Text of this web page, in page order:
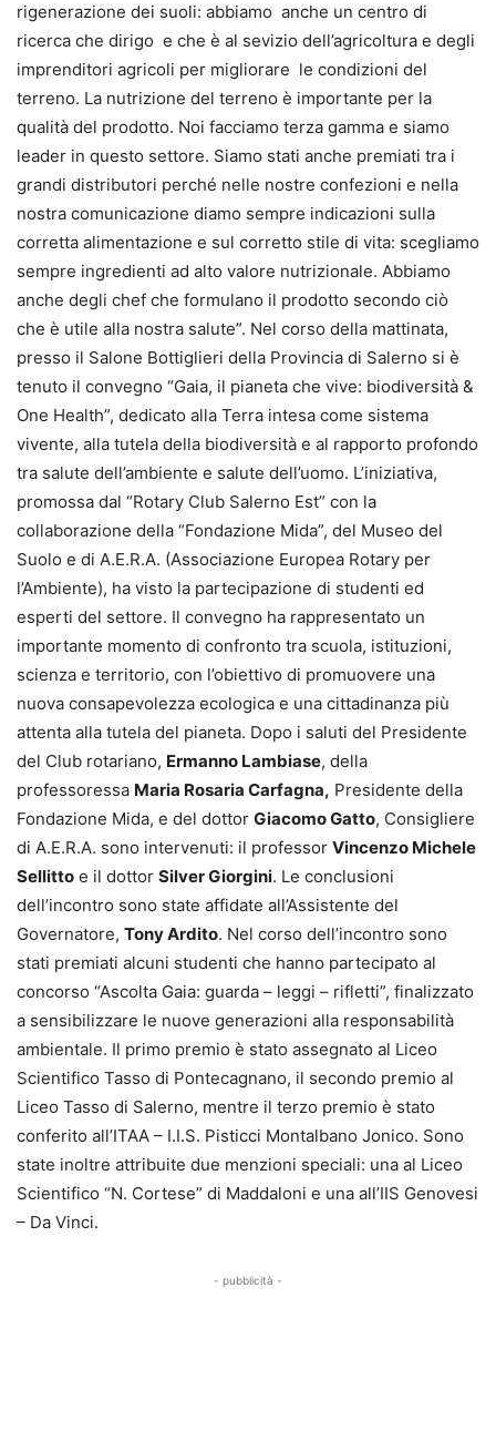
rigenerazione dei suoli: abbiamo anche un centro di
ricerca che dirigo e che è al sevizio dell’agricoltura e degli
imprenditori agricoli per migliorare le condizioni del
terreno. La nutrizione del terreno è importante per la
qualità del prodotto. Noi facciamo terza gamma e siamo
leader in questo settore. Siamo stati anche premiati tra i
grandi distributori perché nelle nostre confezioni e nella
nostra comunicazione diamo sempre indicazioni sulla
corretta alimentazione e sul corretto stile di vita: scegliamo
sempre ingredienti ad alto valore nutrizionale. Abbiamo
anche degli chef che formulano il prodotto secondo ciò
che è utile alla nostra salute”. Nel corso della mattinata,
presso il Salone Bottiglieri della Provincia di Salerno si è
tenuto il convegno “Gaia, il pianeta che vive: biodiversità &
One Health”, dedicato alla Terra intesa come sistema
vivente, alla tutela della biodiversità e al rapporto profondo
tra salute dell’ambiente e salute dell’uomo. L’iniziativa,
promossa dal “Rotary Club Salerno Est” con la
collaborazione della “Fondazione Mida”, del Museo del
Suolo e di A.E.R.A. (Associazione Europea Rotary per
l’Ambiente), ha visto la partecipazione di studenti ed
esperti del settore. Il convegno ha rappresentato un
importante momento di confronto tra scuola, istituzioni,
scienza e territorio, con l’obiettivo di promuovere una
nuova consapevolezza ecologica e una cittadinanza più
attenta alla tutela del pianeta. Dopo i saluti del Presidente
del Club rotariano, Ermanno Lambiase, della
professoressa Maria Rosaria Carfagna, Presidente della
Fondazione Mida, e del dottor Giacomo Gatto, Consigliere
di A.E.R.A. sono intervenuti: il professor Vincenzo Michele
Sellitto e il dottor Silver Giorgini. Le conclusioni
dell’incontro sono state affidate all’Assistente del
Governatore, Tony Ardito. Nel corso dell’incontro sono
stati premiati alcuni studenti che hanno partecipato al
concorso “Ascolta Gaia: guarda – leggi – rifletti”, finalizzato
a sensibilizzare le nuove generazioni alla responsabilità
ambientale. Il primo premio è stato assegnato al Liceo
Scientifico Tasso di Pontecagnano, il secondo premio al
Liceo Tasso di Salerno, mentre il terzo premio è stato
conferito all’ITAA – I.I.S. Pisticci Montalbano Jonico. Sono
state inoltre attribuite due menzioni speciali: una al Liceo
Scientifico “N. Cortese” di Maddaloni e una all’IIS Genovesi
– Da Vinci.
- pubblicità -